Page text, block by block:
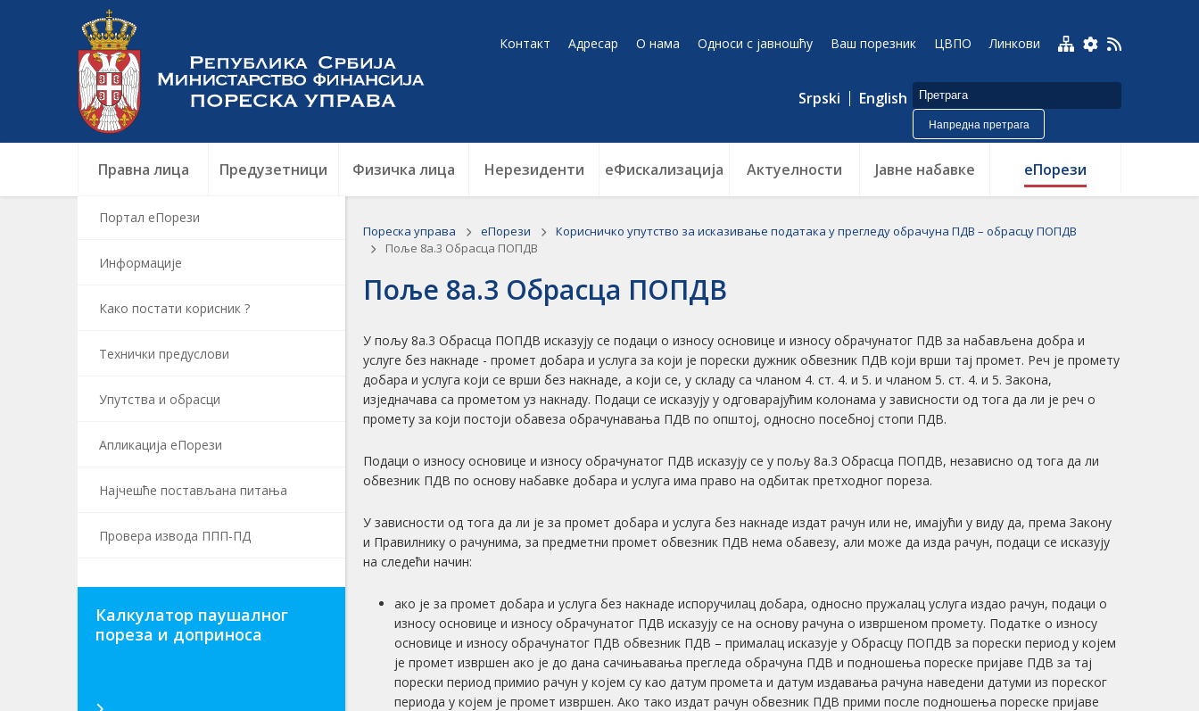
Контакт Адресар О нама Односи с јавношћу Ваш порезник ЦВПО Линкови
Srpski English
Напредна претрага
Правна лица Предузетници Физичка лица Нерезиденти еФискализација Актуелности Jавне набавке еПорези
Портал еПорези
Информацијe
Како постати корисник ?
Технички предуслови
Упутства и обрасци
Апликација еПорези
Најчешће постављана питања
Провера извода ППП-ПД
Калкулатор паушалног
пореза и доприноса
Пореска управа еПорези
Корисничко упутство за исказивање података у прегледу обрачуна ПДВ – обрасцу ПОПДВ
Поље 8а.3 Обрасца ПОПДВ
Поље 8а.3 Обрасца ПОПДВ
У пољу 8а.3 Обрасца ПОПДВ исказују се подаци о износу основице и износу обрачунатог ПДВ за набављена добра и
услуге без накнаде - промет добара и услуга за који је порески дужник обвезник ПДВ који врши тај промет. Реч је промету
добара и услуга који се врши без накнаде, а који се, у складу са чланом 4. ст. 4. и 5. и чланом 5. ст. 4. и 5. Закона,
изједначава са прометом уз накнаду. Подаци се исказују у одговарајућим колонама у зависности од тога да ли је реч о
промету за који постоји обавеза обрачунавања ПДВ по општој, односно посебној стопи ПДВ.
Подаци о износу основице и износу обрачунатог ПДВ исказују се у пољу 8а.3 Обрасца ПОПДВ, независно од тога да ли
обвезник ПДВ по основу набавке добара и услуга има право на одбитак претходног пореза.
У зависности од тога да ли је за промет добара и услуга без накнаде издат рачун или не, имајући у виду да, према Закону
и Правилнику о рачунима, за предметни промет обвезник ПДВ нема обавезу, али може да изда рачун, подаци се исказују
на следећи начин:
ако је за промет добара и услуга без накнаде испоручилац добара, односно пружалац услуга издао рачун, подаци о
износу основице и износу обрачунатог ПДВ исказују се на основу рачуна о извршеном промету. Податке о износу
основице и износу обрачунатог ПДВ обвезник ПДВ – прималац исказује у Обрасцу ПОПДВ за порески период у којем
је промет извршен ако је до дана сачињавања прегледа обрачуна ПДВ и подношења пореске пријаве ПДВ за тај
порески период примио рачун у којем су као датум промета и датум издавања рачуна наведени датуми из пореског
периода у којем је промет извршен. Ако тако издат рачун обвезник ПДВ прими после подношења пореске пријаве